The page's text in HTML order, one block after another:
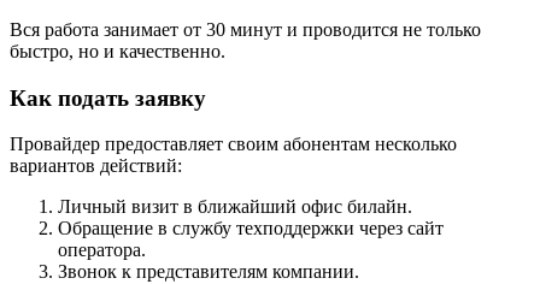
Вся работа занимает от 30 минут и проводится не только
быстро, но и качественно.
Как подать заявку
Провайдер предоставляет своим абонентам несколько
вариантов действий:
Личный визит в ближайший офис билайн.
Обращение в службу техподдержки через сайт
оператора.
Звонок к представителям компании.